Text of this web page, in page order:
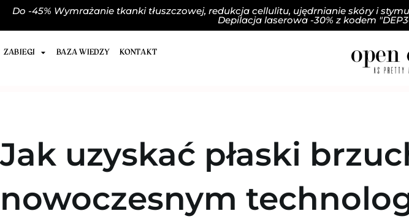
Do -45% Wymrażanie tkanki tłuszczowej, redukcja cellulitu, ujędrnianie skóry i
Depilacja laserowa -30% z kodem
ZABIEGI BAZA WIEDZY KONTAKT
Jak uzyskać płaski
nowoczesnym